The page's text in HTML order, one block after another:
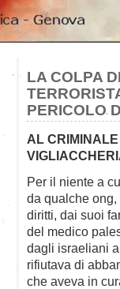
LA COLPA
PERICOLO
AL
Per il niente a
da qualche ong,
diritti, dai suoi
del medico
dagli israeliani
rifiutava di
che aveva in